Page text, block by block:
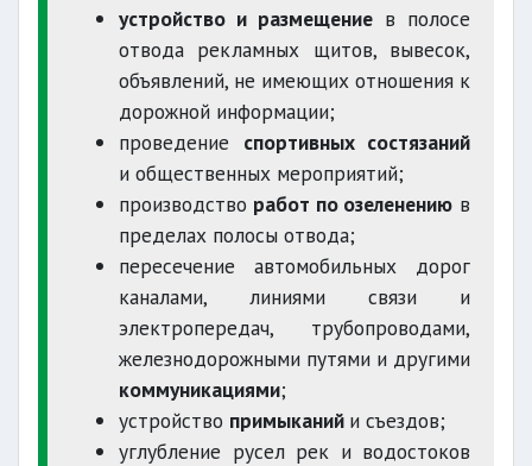
устройство и размещение в полосе
отвода рекламных щитов, вывесок,
объявлений, не имеющих отношения к
дорожной информации;
проведение спортивных состязаний
и общественных мероприятий;
производство работ по озеленению в
пределах полосы отвода;
пересечение автомобильных дорог
каналами, линиями связи и
электропередач, трубопроводами,
железнодорожными путями и другими
коммуникациями;
устройство примыканий и съездов;
углубление русел рек и водостоков